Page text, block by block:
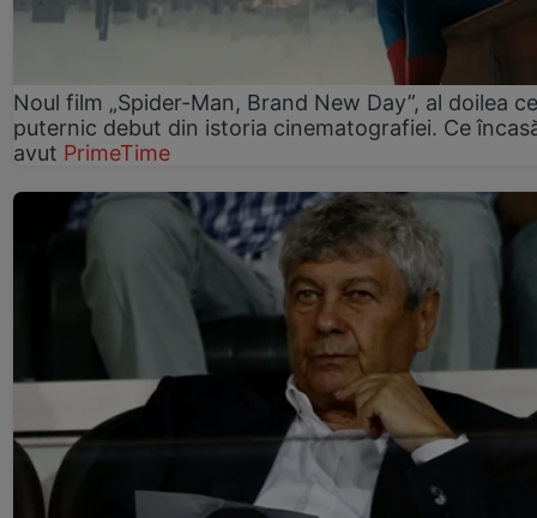
Noul film „Spider-Man, Brand New Day”, al doilea
puternic debut din istoria cinematografiei. Ce
avut PrimeTime